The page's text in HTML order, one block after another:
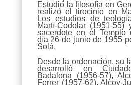
Estudió la filosofía en
realizó el tirocinio en
Los estudios de
Martí-Codolar (1951-55)
sacerdote en el Templo
día 26 de junio de 1955
Solà.
Desde la ordenación, su
desarrolló en
Badalona (1956-57),
Ferrer (1957-62), Alcoy-